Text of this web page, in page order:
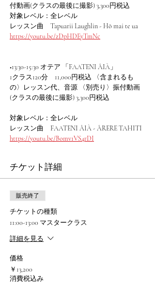
付動画(クラスの最後に撮影) 3,300円税込
対象レベル：全レベル
レッスン曲　Tapuarii Laughlin - Hō mai te ua
https://youtu.be/zDpHDEyTmNc
◆13:30-15:30 オテア 「FAATENI ÂIÀ」
1クラス120分　11,000円税込 〈含まれるも
の〉レッスン代、音源 〈別売り〉振付動画
(クラスの最後に撮影) 3,300円税込
​対象レベル：全レベル​
レッスン曲　FAATENI ÂIÀ - ÂRERE TAHITI
https://youtu.be/Bomv1VS4rDI
チケット詳細
販売終了
チケットの種類
11:00-13:00 マスタークラス
詳細を見る
価格
￥13,200
消費税込み